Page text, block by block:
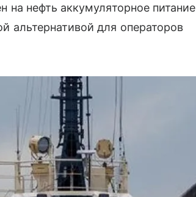
на нефть аккумуляторное питание
альтернативой для операторов